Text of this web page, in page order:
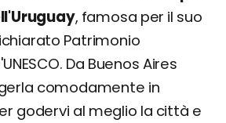
, famosa per il suo
Patrimonio
Da Buenos Aires
comodamente in
godervi al meglio la città e